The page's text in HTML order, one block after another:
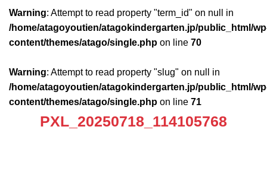
Warning: Attempt to read property "term_id" on null in
/home/atagoyoutien/atagokindergarten.jp/public_html/
content/themes/atago/single.php on line 70
Warning: Attempt to read property "slug" on null in
/home/atagoyoutien/atagokindergarten.jp/public_html/
content/themes/atago/single.php on line 71
PXL_20250718_114105768